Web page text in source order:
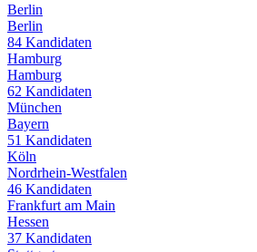
Berlin
Berlin
84 Kandidaten
Hamburg
Hamburg
62 Kandidaten
München
Bayern
51 Kandidaten
Köln
Nordrhein-Westfalen
46 Kandidaten
Frankfurt am Main
Hessen
37 Kandidaten